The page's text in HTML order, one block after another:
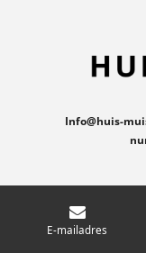
Info@huis-
E-mailadres